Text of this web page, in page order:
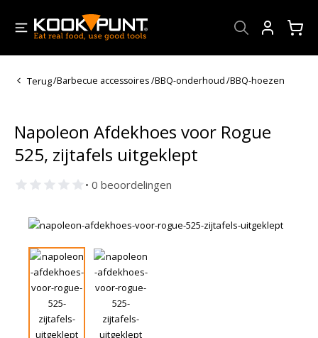
Terug/Barbecue accessoires/BBQ-onderhoud/BBQ-hoezen
Napoleon Afdekhoes voor Rogue
525, zijtafels uitgeklept
• 0 beoordelingen